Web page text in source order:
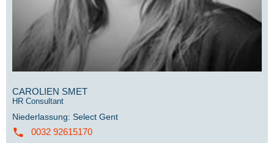
CAROLIEN SMET
HR Consultant
Niederlassung: Select Gent
0032 92615170